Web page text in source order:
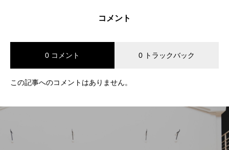
コメント
0 コメント 0 トラックバック
この記事へのコメントはありません。